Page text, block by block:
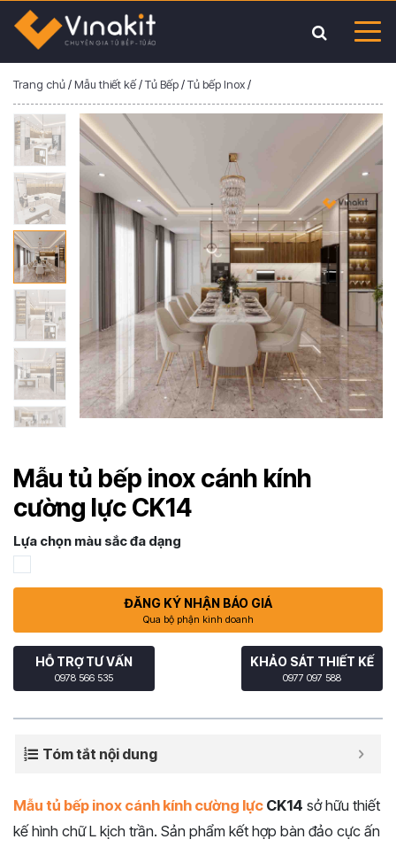
Trang chủ/Mẫu thiết kế/Tủ Bếp/Tủ bếp Inox/
Mẫu tủ bếp inox cánh kính
cường lực CK14
Lựa chọn màu sắc đa dạng
ĐĂNG KÝ NHẬN BÁO GIÁ
Qua bộ phận kinh doanh
HỖ TRỢ TƯ VẤN
0978 566 535
KHẢO SÁT THIẾT KẾ
0977 097 588
Tóm tắt nội dung
Mẫu tủ bếp inox cánh kính cường lực CK14 sở hữu thiết
kế hình chữ L kịch trần. Sản phẩm kết hợp bàn đảo cực ấn